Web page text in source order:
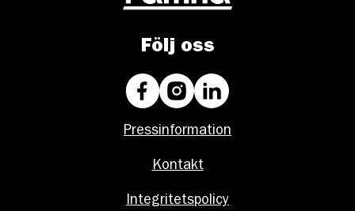
Följ oss
Pressinformation
Kontakt
Integritetspolicy